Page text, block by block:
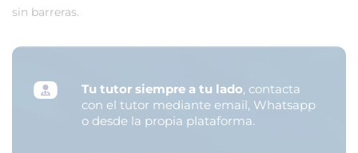
sin barreras.
Tu tutor siempre a tu lado, contacta
con el tutor mediante email, Whatsapp
o desde la propia plataforma.